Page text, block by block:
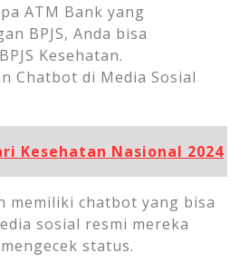
ATM Bank yang
BPJS, Anda bisa
Kesehatan.
Chatbot di Media Sosial
Kesehatan Nasional 2024
memiliki chatbot yang bisa
sosial resmi mereka
status.